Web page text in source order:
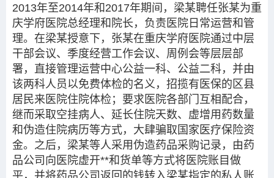
2013年至2014年和2017年期间，梁某聘任张某为重
庆学府医院总经理和院长，负责医院日常运营和管
理。在梁某授意下，张某在重庆学府医院通过中层
干部会议、季度经营工作会议、周例会等层层部
署，直接管理运营中心公益一科、公益二科，并由
该两科人员以免费体检的名义，招揽有医保的区县
居民来医院住院体检；要求医院各部门互相配合，
继而采取空挂病人、延长住院天数、虚增用药数量
和伪造住院病历等方式，大肆骗取国家医疗保险资
金。之后，梁某等人采用伪造药品采购记录，由药
品公司向医院虚开**和货单等方式将医院账目做
平，并将药品公司返回的钱转入梁某指定的私人账